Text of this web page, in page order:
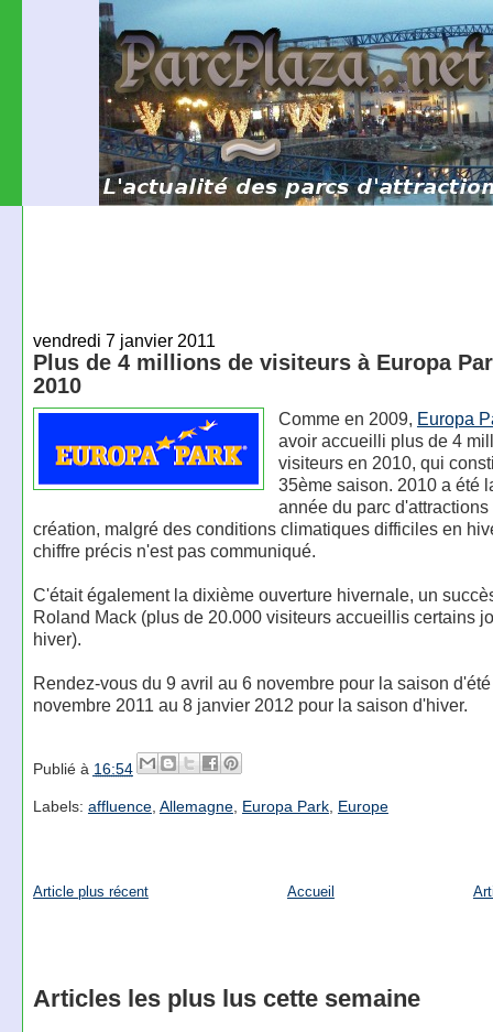
vendredi 7 janvier 2011
Plus de 4 millions de visiteurs à Europa
2010
Comme en 2009, Europa
avoir accueilli plus de 4
visiteurs en 2010, qui
35ème saison. 2010 a été
année du parc
création, malgré des conditions climatiques difficiles en
chiffre précis n'est pas communiqué.
C'était également la dixième ouverture hivernale, un
Roland Mack (plus de 20.000 visiteurs accueillis certains
hiver).
Rendez-vous du 9 avril au 6 novembre pour la saison
novembre 2011 au 8 janvier 2012 pour la saison d'hiver.
Publié à 16:54
Labels: affluence, Allemagne, Europa Park, Europe
Article plus récent Accueil
Articles les plus lus cette semaine